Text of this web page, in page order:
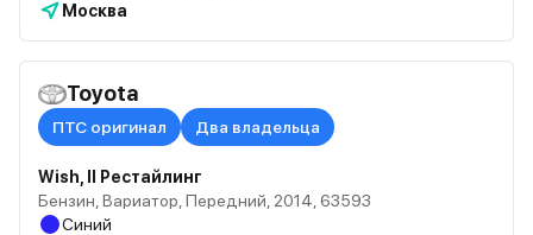
Москва
Toyota
ПТС оригинал Два владельца
Wish, II Рестайлинг
Бензин, Вариатор, Передний, 2014, 63593
Синий